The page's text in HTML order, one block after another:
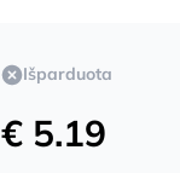
Išparduota
€ 5.19